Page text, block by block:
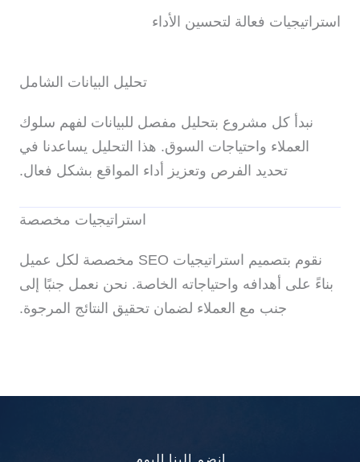
استراتيجيات فعالة لتحسين الأداء
تحليل البيانات الشامل
نبدأ كل مشروع بتحليل مفصل للبيانات لفهم سلوك
العملاء واحتياجات السوق. هذا التحليل يساعدنا في
تحديد الفرص وتعزيز أداء المواقع بشكل فعال.
استراتيجيات مخصصة
نقوم بتصميم استراتيجيات SEO مخصصة لكل عميل
بناءً على أهدافه واحتياجاته الخاصة. نحن نعمل جنبًا إلى
جنب مع العملاء لضمان تحقيق النتائج المرجوة.
انضم إلينا اليوم